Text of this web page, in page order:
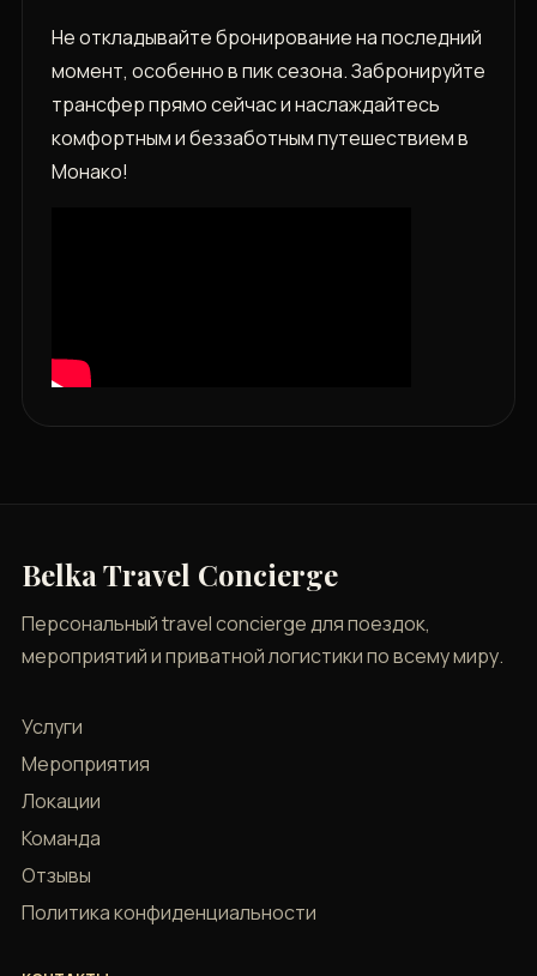
Не откладывайте бронирование на последний
момент, особенно в пик сезона. Забронируйте
трансфер прямо сейчас и наслаждайтесь
комфортным и беззаботным путешествием в
Монако!
Belka Travel Concierge
Персональный travel concierge для поездок,
мероприятий и приватной логистики по всему миру.
Услуги
Мероприятия
Локации
Команда
Отзывы
Политика конфиденциальности